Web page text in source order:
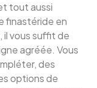
tout aussi
finastéride en
il vous suffit de
agréée. Vous
des
options de